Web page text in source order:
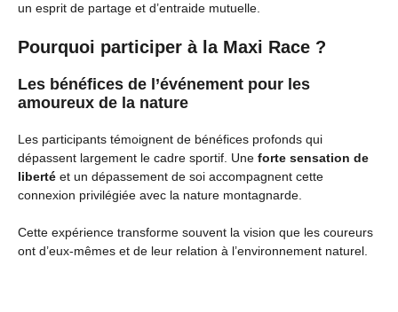
un esprit de partage et d’entraide mutuelle.
Pourquoi participer à la Maxi Race ?
Les bénéfices de l’événement pour les
amoureux de la nature
Les participants témoignent de bénéfices profonds qui
dépassent largement le cadre sportif. Une forte sensation de
liberté et un dépassement de soi accompagnent cette
connexion privilégiée avec la nature montagnarde.
Cette expérience transforme souvent la vision que les coureurs
ont d’eux-mêmes et de leur relation à l’environnement naturel.